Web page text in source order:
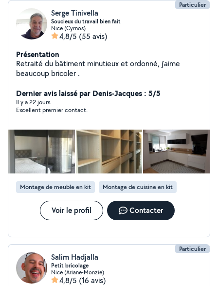
Particulier
Serge Tinivella
Soucieux du travail bien fait
Nice (Cyrnos)
4,8/5 (55 avis)
Présentation
Retraité du bâtiment minutieux et ordonné, j'aime
beaucoup bricoler .
Dernier avis laissé par Denis-Jacques : 5/5
Il y a 22 jours
Excellent premier contact.
Montage de meuble en kit Montage de cuisine en kit
Voir le profil Contacter
Particulier
Salim Hadjalla
Petit bricolage
Nice (Ariane-Monzie)
4,8/5 (16 avis)